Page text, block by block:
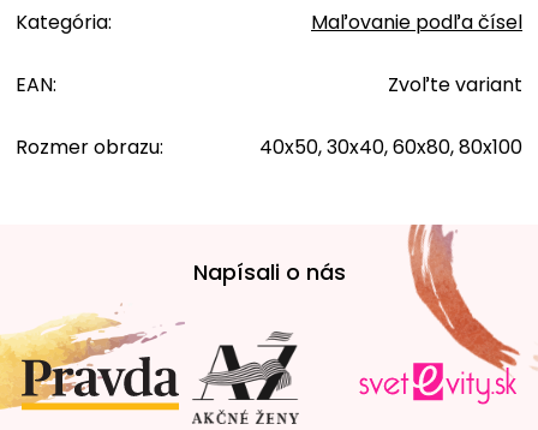
Kategória: Maľovanie podľa čísel
EAN: Zvoľte variant
Rozmer obrazu: 40x50, 30x40, 60x80, 80x100
t
i
e
Napísali o nás